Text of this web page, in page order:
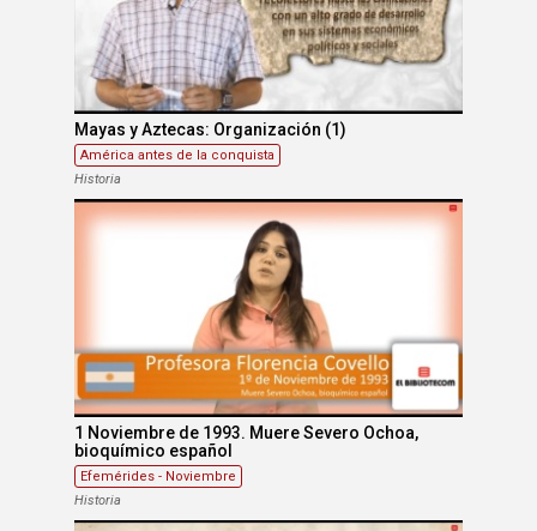
Mayas y Aztecas: Organización (1)
América antes de la conquista
Historia
1 Noviembre de 1993. Muere Severo Ochoa,
bioquímico español
Efemérides - Noviembre
Historia